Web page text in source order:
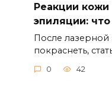
Реакции кожи
эпиляции:
После
покраснеть,
0 42